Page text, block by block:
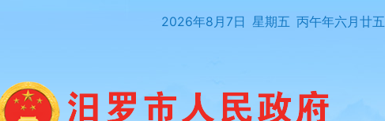
2026年8月7日 星期五 丙午年六月廿五